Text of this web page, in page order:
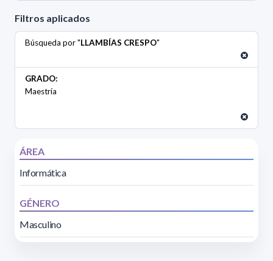
Filtros aplicados
Búsqueda por "LLAMBÍAS CRESPO"
GRADO:
Maestría
ÁREA
Informática
GÉNERO
Masculino